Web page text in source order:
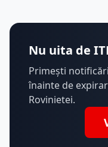
Nu uita de
Primești
înainte de
Rovinietei.